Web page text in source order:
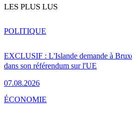
LES PLUS LUS
EXCLUSIF : L'Islande demande à
dans son référendum sur l'UE
07.08.2026
POLITIQUE
ÉCONOMIE